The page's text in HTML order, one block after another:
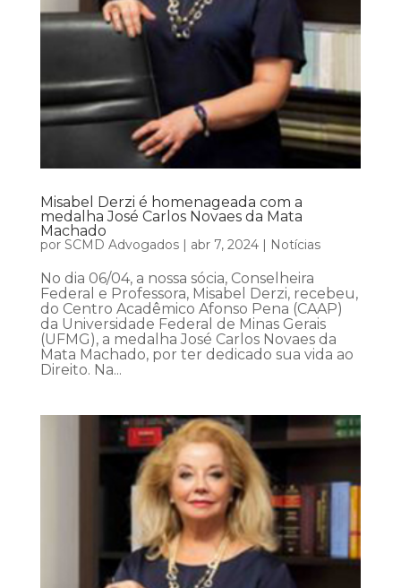
Misabel Derzi é homenageada com a
medalha José Carlos Novaes da Mata
Machado
por SCMD Advogados| abr 7, 2024| Notícias
No dia 06/04, a nossa sócia, Conselheira
Federal e Professora, Misabel Derzi, recebeu,
do Centro Acadêmico Afonso Pena (CAAP)
da Universidade Federal de Minas Gerais
(UFMG), a medalha José Carlos Novaes da
Mata Machado, por ter dedicado sua vida ao
Direito. Na...